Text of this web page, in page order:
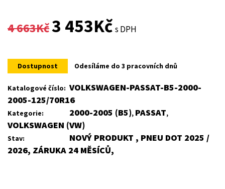
4 663Kč
Original
was:
4
663Kč.
3 453KčCurrent
is:
3
s DPH
Dostupnost Odesíláme do 3 pracovních dnů
Katalogové číslo: VOLKSWAGEN-PASSAT-B5-2000-
2005-125/70R16
Kategorie: 2000-2005 (B5), PASSAT,
VOLKSWAGEN (VW)
Stav:
NOVÝ PRODUKT , PNEU DOT 2025 /
2026, ZÁRUKA 24 MĚSÍCŮ,